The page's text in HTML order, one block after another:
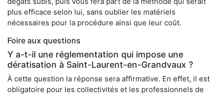
plus efficace selon lui, sans oublier les matériels
nécessaires pour la procédure ainsi que leur coût.
Foire aux questions
Y a-t-il une réglementation qui impose une
dératisation à Saint-Laurent-en-Grandvaux ?
À cette question la réponse sera affirmative. En effet, il est
obligatoire pour les collectivités et les professionnels de